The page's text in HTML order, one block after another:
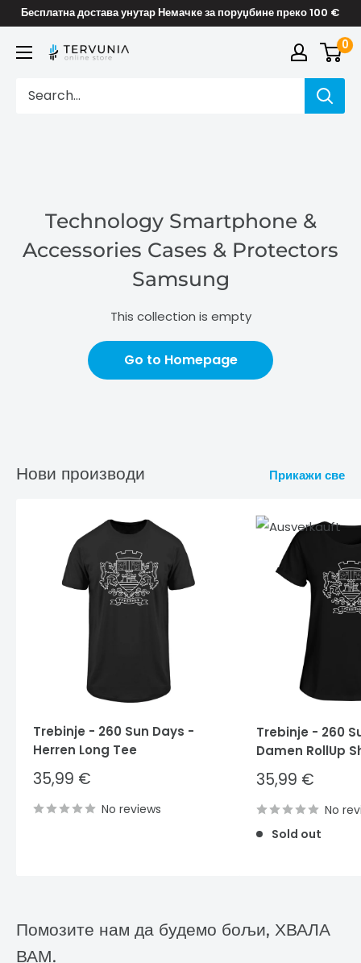
Skip
content
Бесплатна достава унутар Немачке за поруџбине преко 100 €
TERVUNIA
Stores
0
Technology Smartphone &
Accessories Cases & Protectors
Samsung
This collection is empty
Go to Homepage
Нови производи Прикажи све
Trebinje - 260 Sun Days -
Herren Long Tee
Sale
price
35,99 €
No reviews
Trebinje - 260
Damen RollUp
Sale
price
35,99 €
No
Sold out
Помозите нам да будемо бољи, ХВАЛА
ВАМ.